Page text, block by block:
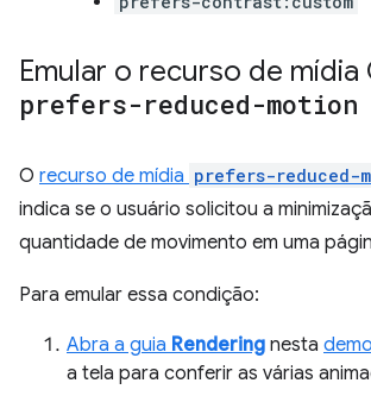
Emular o recurso de mídia
prefers-reduced-motion
O recurso de mídia prefers-reduced-
indica se o usuário solicitou a
quantidade de movimento em uma
Para emular essa condição:
Abra a guia Rendering nesta
a tela para conferir as várias